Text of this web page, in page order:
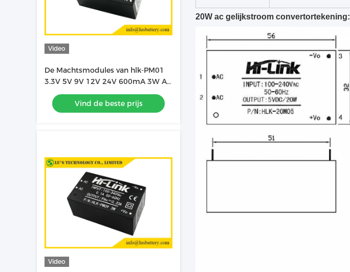
Video
De Machtsmodules van hlk-PM01
3.3V 5V 9V 12V 24V 600mA 3W AC
gelijkstroom
Vind de beste prijs
Video
20W ac gelijkstroom convertortekening: